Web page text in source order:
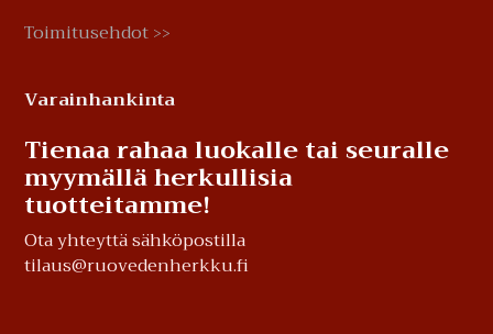
Toimitusehdot >>
Varainhankinta
Tienaa rahaa luokalle tai seuralle
myymällä herkullisia
tuotteitamme!
Ota yhteyttä sähköpostilla
tilaus@ruovedenherkku.fi